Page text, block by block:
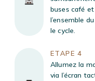
buses café et
l’ensemble
le cycle.
ETAPE 4
Allumez la
via l’écran